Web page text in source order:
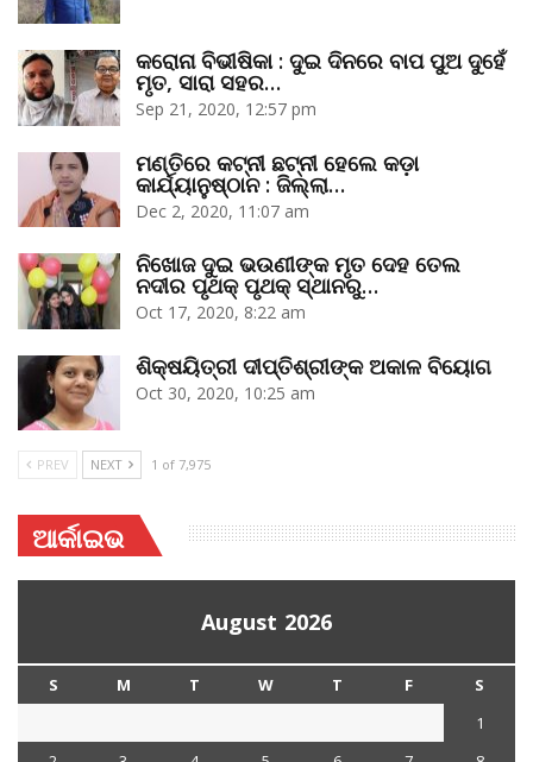
କରୋନା ବିଭୀଷିକା : ଦୁଇ ଦିନରେ ବାପ ପୁଅ ଦୁହେଁ
ମୃତ, ସାରା ସହର…
Sep 21, 2020, 12:57 pm
ମଣ୍ତିରେ କଟ୍‌ନୀ ଛଟ୍‌ନୀ ହେଲେ କଡ଼ା
କାର୍ଯ୍ୟାନୁଷ୍ଠାନ : ଜିଲ୍ଲା…
Dec 2, 2020, 11:07 am
ନିଖୋଜ ଦୁଇ ଭଉଣୀଙ୍କ ମୃତ ଦେହ ତେଲ
ନଦୀର ପୃଥକ୍‌ ପୃଥକ୍‌ ସ୍ଥାନରୁ…
Oct 17, 2020, 8:22 am
ଶିକ୍ଷୟିତ୍ରୀ ଦୀପ୍ତିଶ୍ରୀଙ୍କ ଅକାଳ ବିୟୋଗ
Oct 30, 2020, 10:25 am
PREV NEXT 1 of 7,975
ଆର୍କାଇଭ
August 2026
S M T W T F
S
1